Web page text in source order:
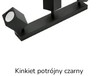
Kinkiet potrójny czarny